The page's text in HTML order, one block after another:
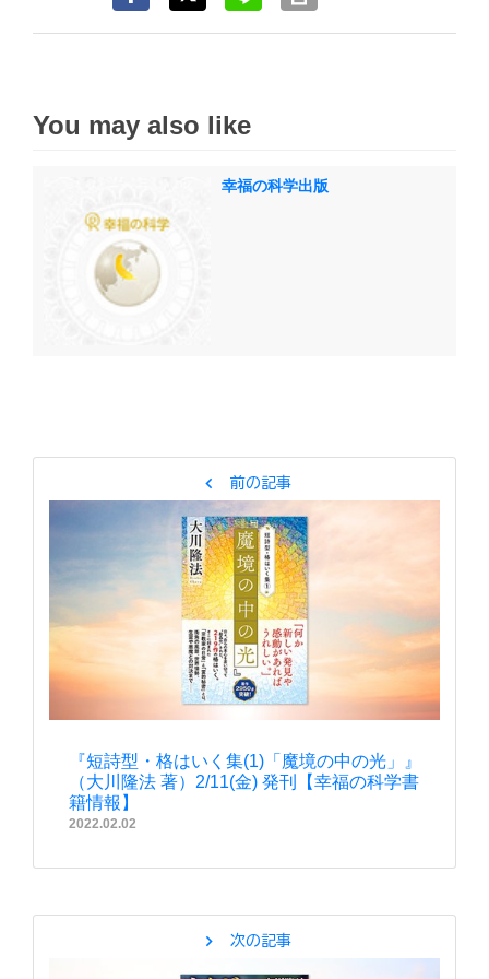
You may also like
幸福の科学出版
chevron_left 前の記事
『短詩型・格はいく集(1)「魔境の中の光」』
（大川隆法 著）2/11(金) 発刊【幸福の科学書
籍情報】
2022.02.02
chevron_right 次の記事